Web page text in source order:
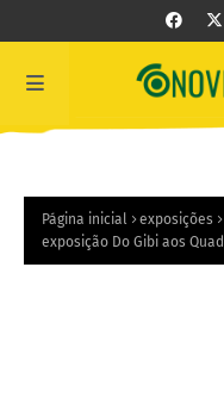
Página inicial exposições
exposição Do Gibi aos